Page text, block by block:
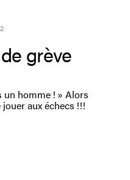
grève
un homme ! » Alors
aux échecs !!!